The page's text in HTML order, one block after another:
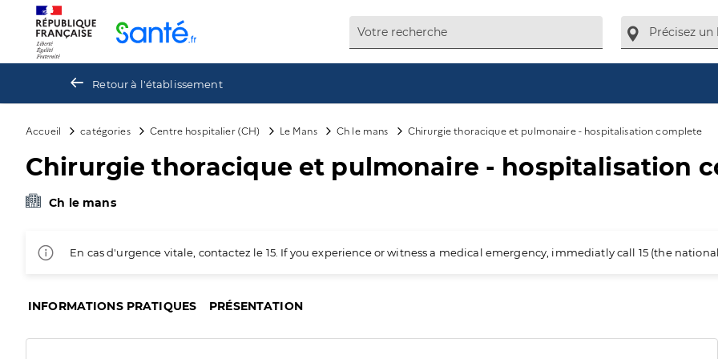
Retour à l'établissement
Accueil catégories Centre hospitalier (CH) Le Mans Ch le mans Chirurgie thoracique et pulmonaire - hospitalisation complete
Chirurgie thoracique et pulmonaire - hospitalisation
Ch le mans
En cas d'urgence vitale, contactez le 15. If you experience or witness a medical emergency, immediatly call 15 (the
INFORMATIONS PRATIQUES PRÉSENTATION
Panneau de gestion des cookies